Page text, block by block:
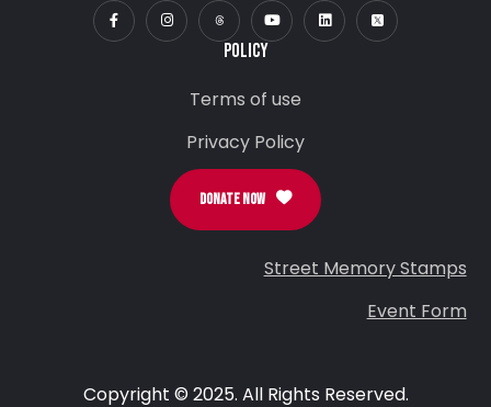
POLICY
Terms of use
Privacy Policy
DONATE NOW
Street Memory Stamps
Event Form
Copyright © 2025. All Rights Reserved.